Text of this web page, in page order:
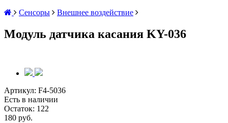
Сенсоры Внешнее воздействие
Модуль датчика касания KY-036
Артикул: F4-5036
Есть в наличии
Остаток: 122
180 руб.